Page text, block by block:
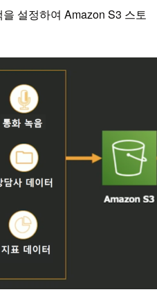
설정하여 Amazon S3 스토